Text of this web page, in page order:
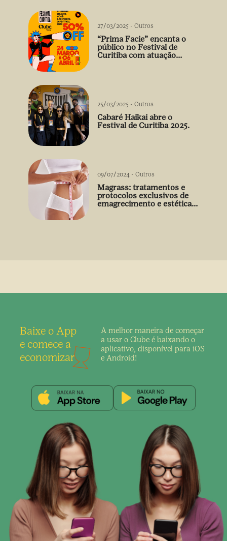
27/03/2025 - Outros
“Prima Facie” encanta o
público no Festival de
Curitiba com atuação
25/03/2025 - Outros
Cabaré Haikai abre o
Festival de Curitiba 2025.
09/07/2024 - Outros
Magrass: tratamentos e
protocolos exclusivos de
emagrecimento e estética
Baixe o App
e comece a
economizar
A melhor maneira de começar
a usar o Clube é baixando o
aplicativo, disponível para iOS
e Android!